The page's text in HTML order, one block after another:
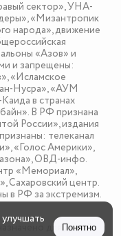
сектор», УНА-
«Мизантропик
народа», движение
«Азов» и
и запрещены:
«Исламское
Нусра», «АУМ
в странах
В РФ признана
России», издания
телеканал
«Голос Америки»,
ОВД-инфо.
«Мемориал»,
Сахаровский центр.
в РФ за экстремизм.
для детей
Понятно